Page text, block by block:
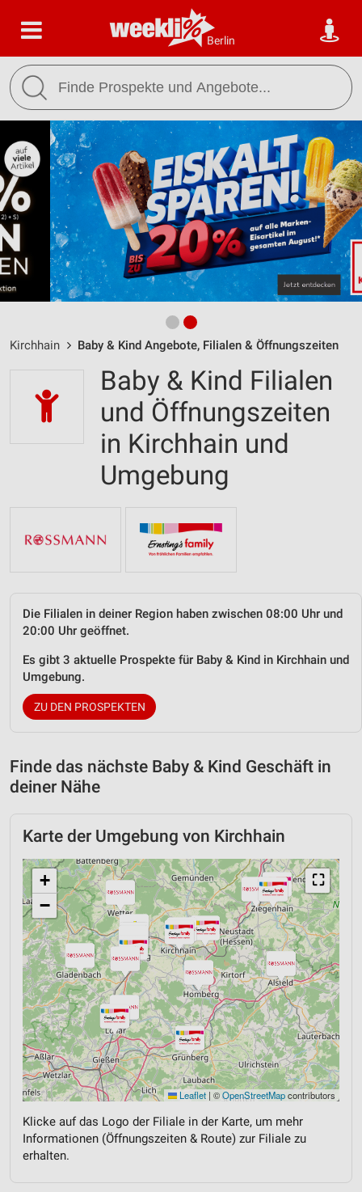
Berlin
Kirchhain Baby & Kind Angebote, Filialen & Öffnungszeiten
Baby & Kind Filialen
und Öffnungszeiten
in Kirchhain und
Umgebung
Die Filialen in deiner Region haben zwischen 08:00 Uhr und
20:00 Uhr geöffnet.
Es gibt 3 aktuelle Prospekte für Baby & Kind in Kirchhain und
Umgebung.
ZU DEN PROSPEKTEN
Finde das nächste Baby & Kind Geschäft in
deiner Nähe
Karte der Umgebung von Kirchhain
⛶
+
−
Leaflet | ©OpenStreetMapcontributors
Klicke auf das Logo der Filiale in der Karte, um mehr
Informationen (Öffnungszeiten & Route) zur Filiale zu
erhalten.